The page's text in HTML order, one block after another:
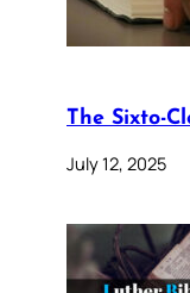
The Sixto-
July 12, 2025